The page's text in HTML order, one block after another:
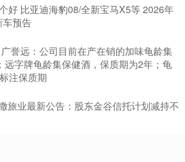
好 比亚迪海豹08/全新宝马X5等 2026年
车预告
誉远：公司目前在产在销的加味龟龄集
远字牌龟龄集保健酒，保质期为2年；龟
注保质期
旅业最新公告：股东金谷信托计划减持不